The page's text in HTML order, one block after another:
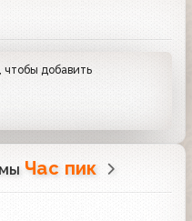
, чтобы добавить
Час пик